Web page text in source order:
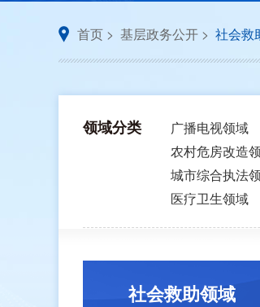
首页 > 基层政务公开 > 社会救
领域分类 广播电视领域
农村危房改造
城市综合执法
医疗卫生领域
社会救助领域